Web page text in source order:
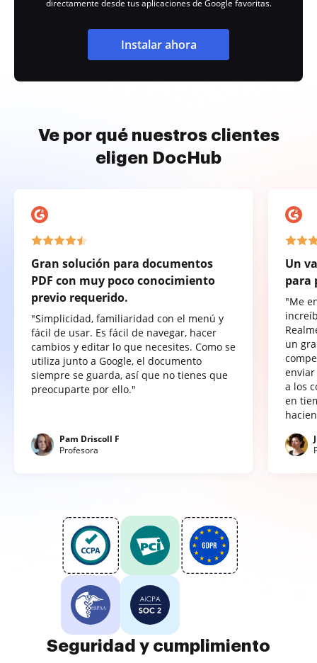
directamente desde tus aplicaciones de Google favoritas.
Instalar ahora
Ve por qué nuestros clientes
eligen DocHub
Gran solución para documentos
PDF con muy poco conocimiento
previo requerido.
"Simplicidad, familiaridad con el menú y
fácil de usar. Es fácil de navegar, hacer
cambios y editar lo que necesites. Como se
utiliza junto a Google, el documento
siempre se guarda, así que no tienes que
preocuparte por ello."
Pam Driscoll F
Profesora
Un
para
"Me
un
a los
en
Seguridad y cumplimiento